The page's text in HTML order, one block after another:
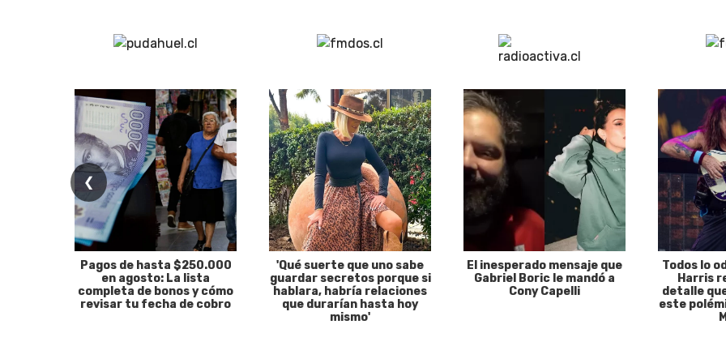
❮
Pagos de hasta $250.000
en agosto: La lista
completa de bonos y cómo
revisar tu fecha de cobro
'Qué suerte que uno sabe
guardar secretos porque si
hablara, habría relaciones
que durarían hasta hoy
mismo'
El inesperado mensaje que
Gabriel Boric le mandó a
Cony Capelli
Todos lo
Harris
detalle
este